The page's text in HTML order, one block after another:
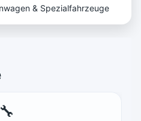
& Spezialfahrzeuge
🔧